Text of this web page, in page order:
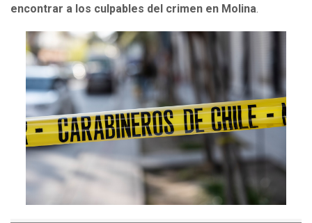
encontrar a los culpables del crimen en Molina.